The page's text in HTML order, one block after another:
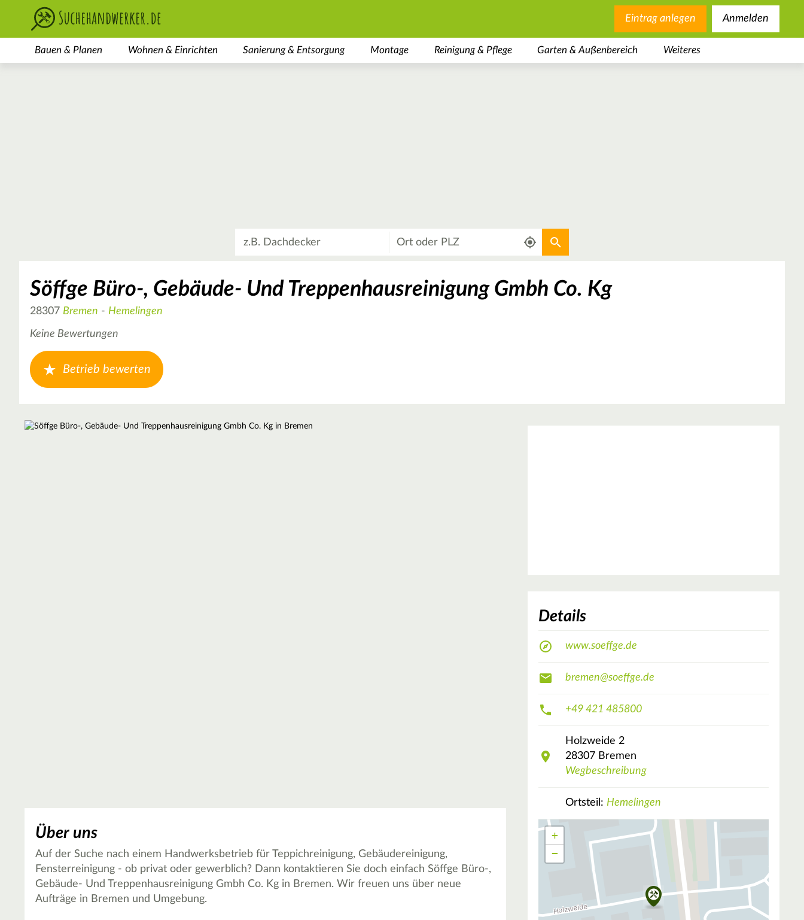
Eintrag anlegen Anmelden
Bauen & Planen Wohnen & Einrichten Sanierung & Entsorgung Montage Reinigung & Pflege Garten & Außenbereich Weiteres
Aktuellen Standort verwenden
Söffge Büro-, Gebäude- Und Treppenhausreinigung Gmbh Co. Kg
28307 Bremen - Hemelingen
Keine Bewertungen
Betrieb bewerten
Über uns
Auf der Suche nach einem Handwerksbetrieb für Teppichreinigung, Gebäudereinigung,
Fensterreinigung - ob privat oder gewerblich? Dann kontaktieren Sie doch einfach Söffge Büro-,
Gebäude- Und Treppenhausreinigung Gmbh Co. Kg in Bremen. Wir freuen uns über neue
Aufträge in Bremen und Umgebung.
Details
www.soeffge.de
bremen@soeffge.de
+49 421 485800
Holzweide 2
28307 Bremen
Wegbeschreibung
Ortsteil: Hemelingen
+
−